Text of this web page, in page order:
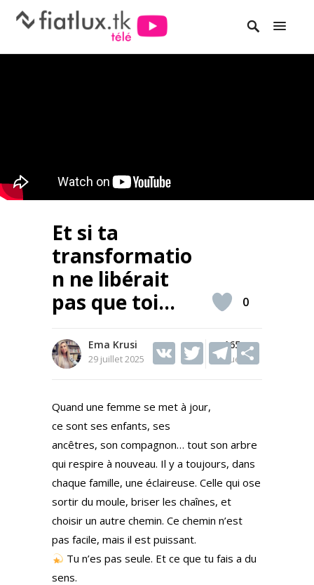
Et si ta
transformatio
n ne libérait
pas que toi…
Ema Krusi
29 juillet 2025
165
Vues
V T
itt
er
T
a
m
0
Quand une femme se met à jour,
ce sont ses enfants, ses
ancêtres, son compagnon… tout son arbre
qui respire à nouveau. Il y a toujours, dans
chaque famille, une éclaireuse. Celle qui ose
sortir du moule, briser les chaînes, et
choisir un autre chemin. Ce chemin n’est
pas facile, mais il est puissant.
Tu n’es pas seule. Et ce que tu fais a du
sens.